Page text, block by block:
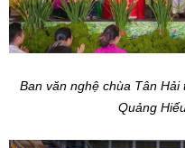
Ban văn nghệ chùa Tân
Quảng